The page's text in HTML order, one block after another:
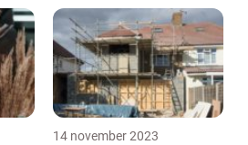
14 november 2023